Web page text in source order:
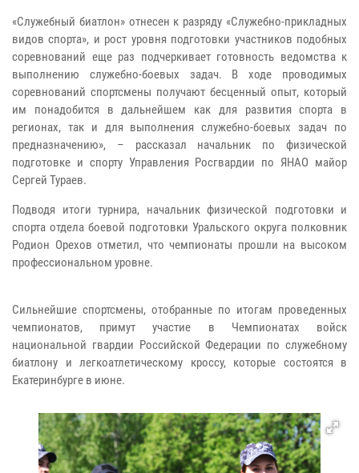
«Служебный биатлон» отнесен к разряду «Служебно-прикладных
видов спорта», и рост уровня подготовки участников подобных
соревнований еще раз подчеркивает готовность ведомства к
выполнению служебно-боевых задач. В ходе проводимых
соревнований спортсмены получают бесценный опыт, который
им понадобится в дальнейшем как для развития спорта в
регионах, так и для выполнения служебно-боевых задач по
предназначению», – рассказал начальник по физической
подготовке и спорту Управления Росгвардии по ЯНАО майор
Сергей Тураев.
Подводя итоги турнира, начальник физической подготовки и
спорта отдела боевой подготовки Уральского округа полковник
Родион Орехов отметил, что чемпионаты прошли на высоком
профессиональном уровне.
Сильнейшие спортсмены, отобранные по итогам проведенных
чемпионатов, примут участие в Чемпионатах войск
национальной гвардии Российской Федерации по служебному
биатлону и легкоатлетическому кроссу, которые состоятся в
Екатеринбурге в июне.